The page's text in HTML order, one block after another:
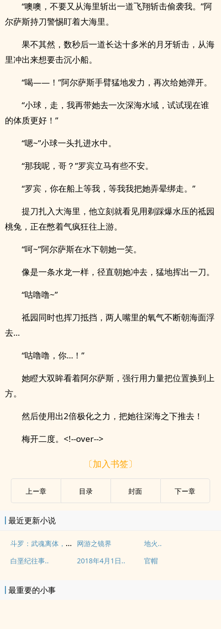
“噢噢，不要又从海里斩出一道飞翔斩击偷袭我。”阿
尔萨斯持刀警惕盯着大海里。
果不其然，数秒后一道长达十多米的月牙斩击，从海
里冲出来想要击沉小船。
“喝——！”阿尔萨斯手臂猛地发力，再次给她弹开。
“小球，走，我再带她去一次深海水域，试试现在谁
的体质更好！”
“嗯~”小球一头扎进水中。
“那我呢，哥？”罗宾立马有些不安。
“罗宾，你在船上等我，等我我把她弄晕绑走。”
提刀扎入大海里，他立刻就看见用剃踩爆水压的祗园
桃兔，正在憋着气疯狂往上游。
“呵~”阿尔萨斯在水下朝她一笑。
像是一条水龙一样，径直朝她冲去，猛地挥出一刀。
“咕噜噜~”
祗园同时也挥刀抵挡，两人嘴里的氧气不断朝海面浮
去…
“咕噜噜，你…！”
她瞪大双眸看着阿尔萨斯，强行用力量把位置换到上
方。
然后使用出2倍极化之力，把她往深海之下推去！
梅开二度。<!--over-->
〔加入书签〕
上ー章 目录 封面 下ー章
最近更新小说
斗罗：武魂离体，我也裂开 网游之镜界
地火..
白垩纪往事..
2018年4月1日.. 官帽
最重要的小事